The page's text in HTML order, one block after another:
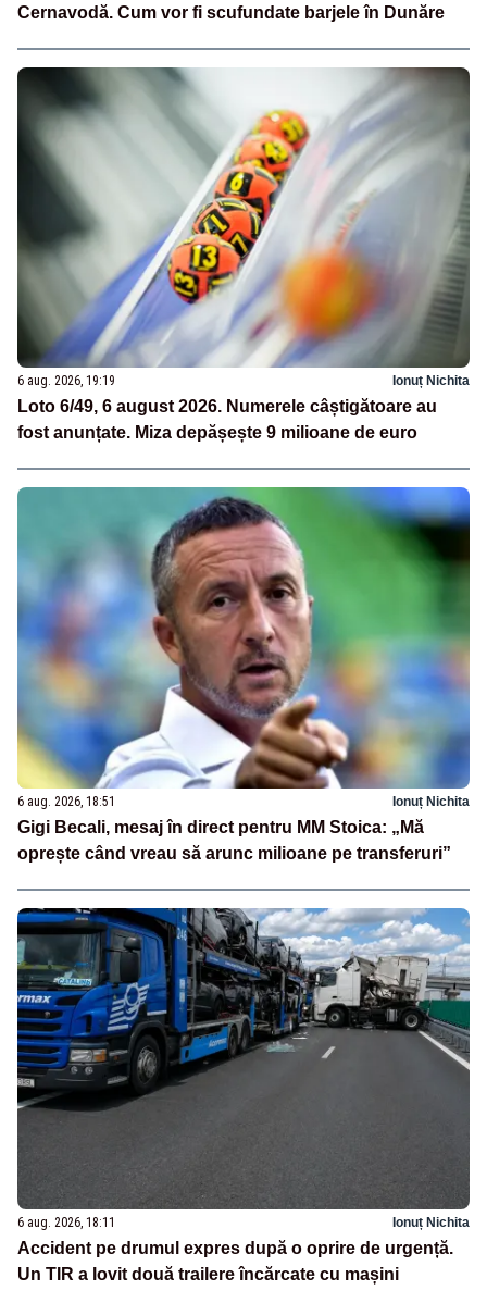
Cernavodă. Cum vor fi scufundate barjele în Dunăre
6 aug. 2026, 19:19 Ionuț Nichita
Loto 6/49, 6 august 2026. Numerele câștigătoare au
fost anunțate. Miza depășește 9 milioane de euro
6 aug. 2026, 18:51 Ionuț Nichita
Gigi Becali, mesaj în direct pentru MM Stoica: „Mă
oprește când vreau să arunc milioane pe transferuri”
6 aug. 2026, 18:11 Ionuț Nichita
Accident pe drumul expres după o oprire de urgență.
Un TIR a lovit două trailere încărcate cu mașini